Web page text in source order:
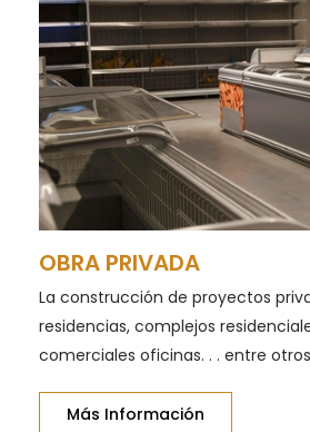
OBRA PRIVADA
La construcción de proyectos
residencias, complejos
comerciales oficinas. . . entre
Más Información